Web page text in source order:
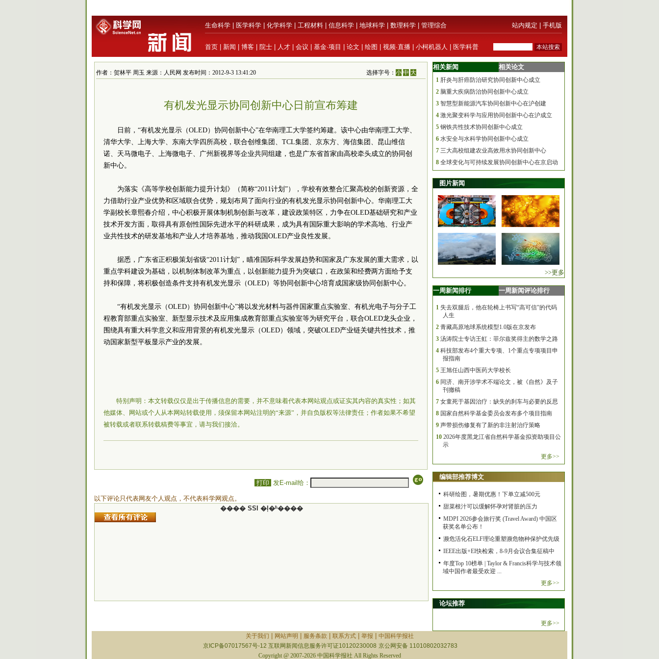
生命科学 医学科学 化学科学 工程材料 信息科学 地球科学 数理科学 管理综合 站内规定 手机版
首页 新闻 博客 院士 人才 会议 基金·项目 论文 绘图 视频·直播 小柯机器人 医学科普
作者：贺林平 周玉 来源：人民网 发布时间：2012-9-3 13:41:20 选择字号：小 中 大
有机发光显示协同创新中心日前宣布筹建
日前，“有机发光显示（OLED）协同创新中心”在华南理工大学签约筹建。该中心由华南理工大学、
清华大学、上海大学、东南大学四所高校，联合创维集团、TCL集团、京东方、海信集团、昆山维信
诺、天马微电子、上海微电子、广州新视界等企业共同组建，也是广东省首家由高校牵头成立的协同创
新中心。
为落实《高等学校创新能力提升计划》（简称“2011计划”），学校有效整合汇聚高校的创新资源，全
力借助行业产业优势和区域联合优势，规划布局了面向行业的有机发光显示协同创新中心。华南理工大
学副校长章熙春介绍，中心积极开展体制机制创新与改革，建设政策特区，力争在OLED基础研究和产业
技术开发方面，取得具有原创性国际先进水平的科研成果，成为具有国际重大影响的学术高地、行业产
业共性技术的研发基地和产业人才培养基地，推动我国OLED产业良性发展。
据悉，广东省正积极策划省级“2011计划”，瞄准国际科学发展趋势和国家及广东发展的重大需求，以
重点学科建设为基础，以机制体制改革为重点，以创新能力提升为突破口，在政策和经费两方面给予支
持和保障，将积极创造条件支持有机发光显示（OLED）等协同创新中心培育成国家级协同创新中心。
“有机发光显示（OLED）协同创新中心”将以发光材料与器件国家重点实验室、有机光电子与分子工
程教育部重点实验室、新型显示技术及应用集成教育部重点实验室等为研究平台，联合OLED龙头企业，
围绕具有重大科学意义和应用背景的有机发光显示（OLED）领域，突破OLED产业链关键共性技术，推
动国家新型平板显示产业的发展。
特别声明：本文转载仅仅是出于传播信息的需要，并不意味着代表本网站观点或证实其内容的真实性；如其
他媒体、网站或个人从本网站转载使用，须保留本网站注明的“来源”，并自负版权等法律责任；作者如果不希望
被转载或者联系转载稿费等事宜，请与我们接洽。
打印 发E-mail给：
以下评论只代表网友个人观点，不代表科学网观点。
���� SSI �ļ�ʱ����
相关新闻 相关论文
1 肝炎与肝癌防治研究协同创新中心成立
2 脑重大疾病防治协同创新中心成立
3 智慧型新能源汽车协同创新中心在沪创建
4 激光聚变科学与应用协同创新中心在沪成立
5 钢铁共性技术协同创新中心成立
6 水安全与水科学协同创新中心成立
7 三大高校组建农业高效用水协同创新中心
8 全球变化与可持续发展协同创新中心在京启动
图片新闻
>>更多
一周新闻排行 一周新闻评论排行
1 失去双腿后，他在轮椅上书写“高可信”的代码
人生
2 青藏高原地球系统模型1.0版在京发布
3 汤涛院士专访王虹：菲尔兹奖得主的数学之路
4 科技部发布4个重大专项、1个重点专项项目申
报指南
5 王旭任山西中医药大学校长
6 同济、南开涉学术不端论文，被《自然》及子
刊撤稿
7 女童死于基因治疗：缺失的刹车与必要的反思
8 国家自然科学基金委员会发布多个项目指南
9 声带损伤修复有了新的非注射治疗策略
10 2026年度黑龙江省自然科学基金拟资助项目公
示
更多>>
编辑部推荐博文
科研绘图，暑期优惠！下单立减500元
甜菜根汁可以缓解怀孕对肾脏的压力
MDPI 2026参会旅行奖 (Travel Award) 中国区
获奖名单公布！
濒危活化石ELF理论重塑濒危物种保护优先级
IEEE出版+EI快检索，8-9月会议合集征稿中
年度Top 10榜单 | Taylor & Francis科学与技术领
域中国作者最受欢迎 ...
更多>>
论坛推荐
更多>>
关于我们
网站声明 服务条款 联系方式| 举报
中国科学报社
京ICP备07017567号-12 互联网新闻信息服务许可证10120230008 京公网安备 11010802032783
Copyright @ 2007-2026 中国科学报社 All Rights Reserved